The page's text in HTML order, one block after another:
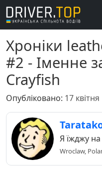
Хроніки
#2 - Іменне
Crayfish
Опубліковано: 17
Я їжджу на
Wroclaw,